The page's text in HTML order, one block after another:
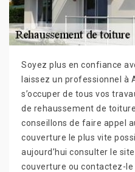
Soyez plus en confiance
laissez un professionnel à
s’occuper de tous vos
de rehaussement de
conseillons de faire appel
couverture le plus vite
aujourd’hui consulter le
couverture ou contactez-